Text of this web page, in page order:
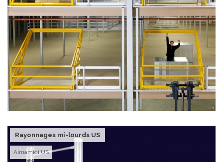
Rayonnages mi-lourds US
Almamidi US